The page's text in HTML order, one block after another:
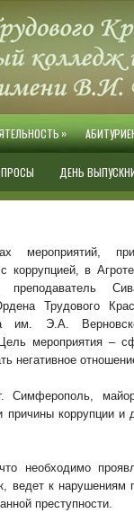
»
ДЕНЬ
мероприятий,
в
Трудового
им. Э.А.
Цель мероприятия –
негативное
Симферополь,
коррупции и
необходимо
ведет к нарушениям
преступности.